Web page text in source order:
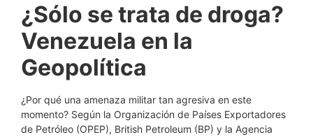
¿Sólo se trata de droga?
Venezuela en la
Geopolítica
¿Por qué una amenaza militar tan agresiva en este
momento? Según la Organización de Países Exportadores
de Petróleo (OPEP), British Petroleum (BP) y la Agencia